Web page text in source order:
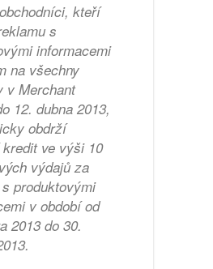
kteří
s
informacemi
na všechny
v Merchant
12. dubna 2013,
obdrží
ve výši 10
výdajů za
produktovými
v období od
2013 do 30.